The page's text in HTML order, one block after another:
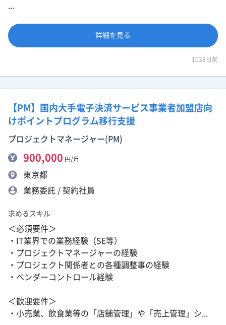
詳細を見る
1038日前
【PM】国内大手電子決済サービス事業者加盟店向
けポイントプログラム移行支援
プロジェクトマネージャー(PM)
900,000 円/月
東京都
業務委託 / 契約社員
求めるスキル
＜必須要件＞
・IT業界での業務経験（SE等）
・プロジェクトマネージャーの経験
・プロジェクト関係者との各種調整事の経験
・ベンダーコントロール経験
＜歓迎要件＞
・小売業、飲食業等の「店舗管理」や「売上管理」シ...